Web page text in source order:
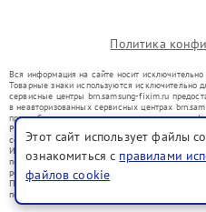
Политика
Вся информация на сайте носит
Товарные знаки используются исключительно
сервисные центры brn.samsung-fixim.ru
в неавторизованных сервисных центрах
правообладателями товарных знаков или их
Ремонт осуществляется для устройств, уже
со статьей 1487 ГК РФ.
Использование товарных знаков не преследует
потребителей в заблуждение, а служит для
ремонту техники указанных брендов.
Представленная на сайте информация не
положениями Статьи 437(2) Гражданского
Этот сайт использует файлы
ознакомиться с правилами
файлов cookie